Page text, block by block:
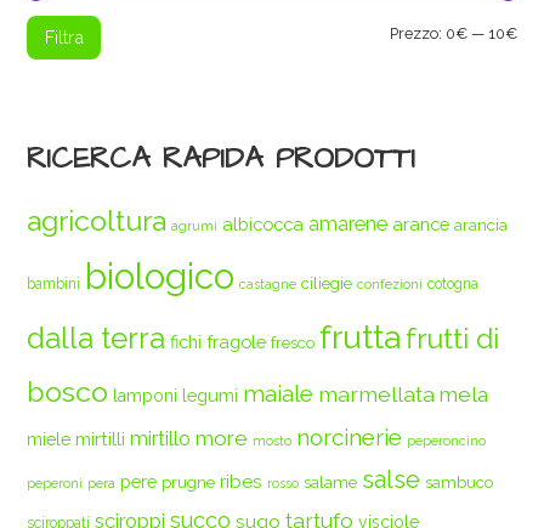
Filtra Prezzo: 0€— 10€
RICERCA RAPIDA PRODOTTI
agricoltura agrumi albicocca amarene arance arancia
bambini biologico castagne ciliegie confezioni cotogna
dalla terra fichi fragole fresco frutta frutti di
bosco lamponi legumi maiale marmellata mela
miele mirtilli mirtillo more mosto norcinerie peperoncino
peperoni pera pere prugne ribes rosso salame salse sambuco
sciroppati sciroppi succo sugo tartufo visciole